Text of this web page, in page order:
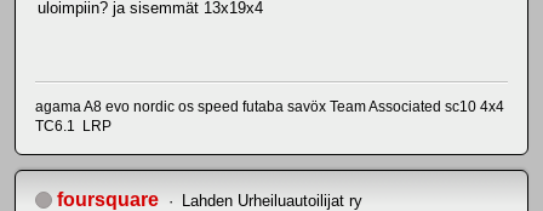
uloimpiin? ja sisemmät 13x19x4
agama A8 evo nordic os speed futaba savöx Team Associated sc10 4x4
TC6.1 LRP
foursquare Lahden Urheiluautoilijat ry